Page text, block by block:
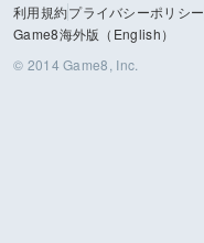
利用規約プライバシーポリシー
Game8海外版（English）
© 2014 Game8, Inc.